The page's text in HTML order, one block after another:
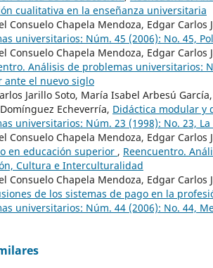
cualitativa en la enseñanza universitaria
Consuelo Chapela Mendoza, Edgar Carlos
universitarios: Núm. 45 (2006): No. 45,
Consuelo Chapela Mendoza, Edgar Carlos
Análisis de problemas universitarios:
ante el nuevo siglo
Jarillo Soto, María Isabel Arbesú
Echeverría, Didáctica modular y
universitarios: Núm. 23 (1998): No. 23,
Consuelo Chapela Mendoza, Edgar Carlos
en educación superior , Reencuentro.
Cultura e Interculturalidad
Consuelo Chapela Mendoza, Edgar
de los sistemas de pago en la
universitarios: Núm. 44 (2006): No. 44,